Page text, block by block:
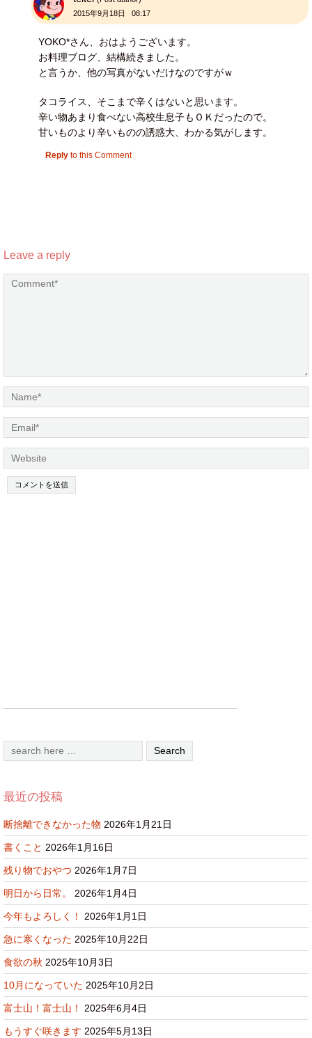
2015年9月18日 08:17
YOKO*さん、おはようございます。
お料理ブログ、結構続きました。
と言うか、他の写真がないだけなのですがｗ
タコライス、そこまで辛くはないと思います。
辛い物あまり食べない高校生息子もＯＫだったので。
甘いものより辛いものの誘惑大、わかる気がします。
Reply to this Comment
Leave a reply
最近の投稿
断捨離できなかった物 2026年1月21日
書くこと 2026年1月16日
残り物でおやつ 2026年1月7日
明日から日常。 2026年1月4日
今年もよろしく！ 2026年1月1日
急に寒くなった 2025年10月22日
食欲の秋 2025年10月3日
10月になっていた 2025年10月2日
富士山！富士山！ 2025年6月4日
もうすぐ咲きます 2025年5月13日